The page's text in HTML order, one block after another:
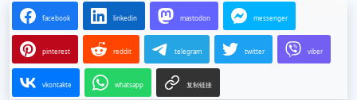
facebook linkedin mastodon messenger
pinterest reddit telegram twitter viber
vkontakte whatsapp 复制链接